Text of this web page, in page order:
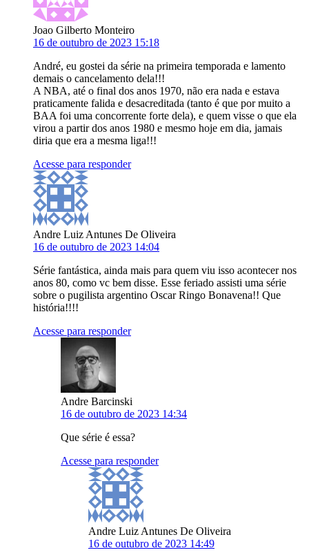
Joao Gilberto Monteiro
16 de outubro de 2023 15:18
André, eu gostei da série na primeira temporada e lamento
demais o cancelamento dela!!!
A NBA, até o final dos anos 1970, não era nada e estava
praticamente falida e desacreditada (tanto é que por muito a
BAA foi uma concorrente forte dela), e quem visse o que ela
virou a partir dos anos 1980 e mesmo hoje em dia, jamais
diria que era a mesma liga!!!
Acesse para responder
Andre Luiz Antunes De Oliveira
16 de outubro de 2023 14:04
Série fantástica, ainda mais para quem viu isso acontecer nos
anos 80, como vc bem disse. Esse feriado assisti uma série
sobre o pugilista argentino Oscar Ringo Bonavena!! Que
história!!!!
Acesse para responder
Andre Barcinski
16 de outubro de 2023 14:34
Que série é essa?
Acesse para responder
Andre Luiz Antunes De Oliveira
16 de outubro de 2023 14:49